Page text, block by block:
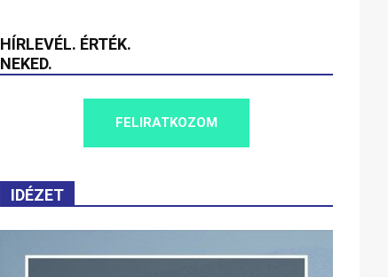
HÍRLEVÉL. ÉRTÉK.
NEKED.
FELIRATKOZOM
IDÉZET